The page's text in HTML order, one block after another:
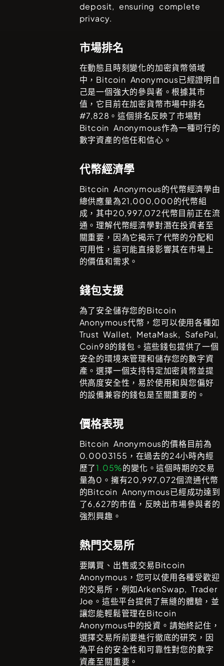
deposit, ensuring complete
privacy.
市場排名
在動態且時刻變化的加密貨幣領域
中， Bitcoin Anonymous已經證明自
己是一個強大的參與者。根據其市
值，它目前在加密貨幣市場中排名
#7,828 。這個排名反映了市場對
Bitcoin Anonymous作為一種可行的
數字資產的信任和信心。
代幣經濟學
Bitcoin Anonymous的代幣經濟學由
總供應量為21,000,000的代幣組
成，其中20,997,072代幣目前正在流
通。理解代幣經濟學對潛在投資者至
關重要，因為它揭示了代幣的分配和
可用性，這可能直接影響其在市場上
的價值和需求。
錢包支援
為了安全儲存您的Bitcoin
Anonymous代幣，您可以使用各種如
Trust Wallet, MetaMask, SafePal,
Coin98的錢包。這些錢包提供了一個
安全的環境來管理和儲存您的數字資
產。選擇一個支持特定加密貨幣並提
供高度安全性，易於使用和與您偏好
的設備兼容的錢包是至關重要的。
價格表現
Bitcoin Anonymous的價格目前為
0.0003155 ，在過去的24小時內經
歷了1.05%的變化。這個時期的交易
量為0 。擁有20,997,072個流通代幣
的Bitcoin Anonymous已經成功達到
了6,627的市值，反映出市場參與者的
強烈興趣。
熱門交易所
要購買、出售或交易Bitcoin
Anonymous ，您可以使用各種受歡迎
的交易所，例如ArkenSwap, Trader
Joe 。這些平台提供了無縫的體驗，並
讓您能輕鬆管理在Bitcoin
Anonymous中的投資。請始終記住，
選擇交易所前要進行徹底的研究，因
為平台的安全性和可靠性對您的數字
資產至關重要。